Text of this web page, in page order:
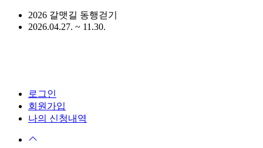
2026 갈맷길 동행걷기
2026.04.27. ~ 11.30.
로그인
회원가입
나의 신청내역